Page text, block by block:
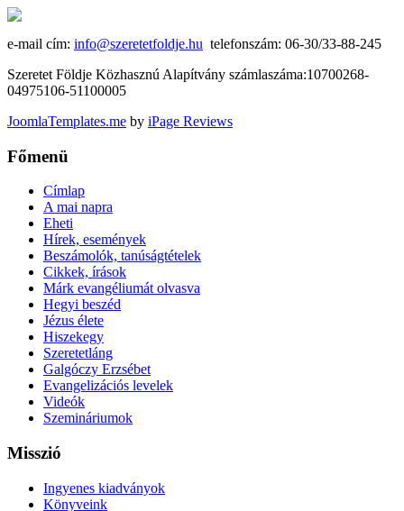
e-mail cím: info@szeretetfoldje.hu telefonszám: 06-30/33-88-245
Szeretet Földje Közhasznú Alapítvány számlaszáma:10700268-
04975106-51100005
JoomlaTemplates.me by iPage Reviews
Főmenü
Címlap
A mai napra
Eheti
Hírek, események
Beszámolók, tanúságtételek
Cikkek, írások
Márk evangéliumát olvasva
Hegyi beszéd
Jézus élete
Hiszekegy
Szeretetláng
Galgóczy Erzsébet
Evangelizációs levelek
Videók
Szemináriumok
Misszió
Ingyenes kiadványok
Könyveink